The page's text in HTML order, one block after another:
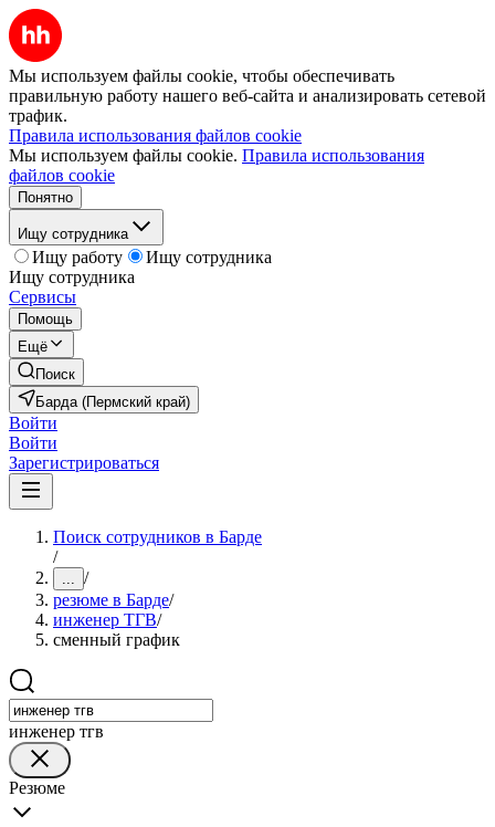
Мы используем файлы cookie, чтобы обеспечивать
правильную работу нашего веб-сайта и анализировать сетевой
трафик.
Правила использования файлов cookie
Мы используем файлы cookie. Правила использования
файлов cookie
Понятно
Ищу сотрудника
Ищу работу
Ищу сотрудника
Ищу сотрудника
Сервисы
Помощь
Ещё
Поиск
Барда (Пермский край)
Войти
Войти
Зарегистрироваться
Поиск сотрудников в Барде
/
... /
резюме в Барде/
инженер ТГВ/
сменный график
инженер тгв
Резюме